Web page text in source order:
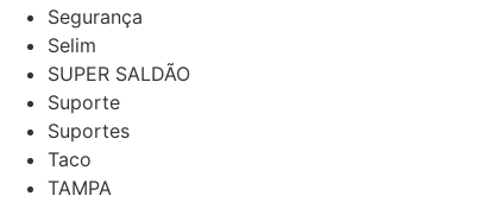
Segurança
Selim
SUPER SALDÃO
Suporte
Suportes
Taco
TAMPA